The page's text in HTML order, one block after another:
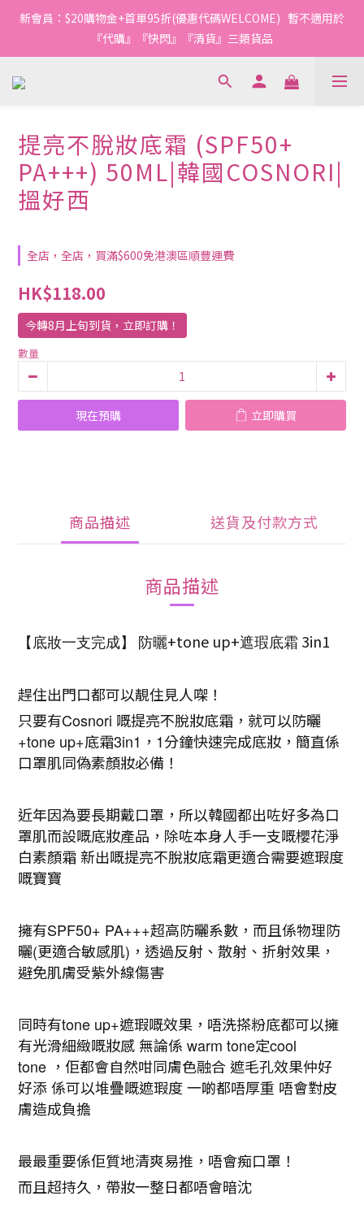
00
:
1
0
4
3
2
:
2
1
0
0
:
01
0
今轉截單
1
0
新會員：$20購物金+首單95折(優惠代碼WELCOME)   暫不適用於
『代購』『快閃』『清貨』三類貨品
3
1
3
1
4
3
2
7
6
5
0
5
4
3
3
2
1
3
2
1
4
3
2
1
秒 今轉截單
提亮不脫妝底霜 (SPF50+
PA+++) 50ML|韓國COSNORI|
搵好西
全店，全店，買滿$600免港澳區順豐運費
HK$118.00
今轉8月上旬到貨，立即訂購！
數量
現在預購 立即購買
商品描述 送貨及付款方式
商品描述
【底妝一支完成】 防曬+tone up+遮瑕底霜 3in1
趕住出門口都可以靚住見人㗎！
只要有Cosnori 嘅提亮不脫妝底霜，就可以防曬
+tone up+底霜3in1 ， 1分鐘快速完成底妝，簡直係
口罩肌同偽素顏妝必備！
近年因為要長期戴口罩，所以韓國都出咗好多為口
罩肌而設嘅底妝產品，除咗本身人手一支嘅櫻花淨
白素顏霜新出嘅提亮不脫妝底霜更適合需要遮瑕度
嘅寶寶
擁有SPF50+ PA+++超高防曬系數，而且係物理防
曬(更適合敏感肌) ，透過反射、散射、折射效果，
避免肌膚受紫外線傷害
同時有tone up+遮瑕嘅效果，唔洗搽粉底都可以擁
有光滑細緻嘅妝感 無論係 warm tone定cool
tone ，佢都會自然咁同膚色融合 遮毛孔效果仲好
好添係可以堆疊嘅遮瑕度一啲都唔厚重 唔會對皮
膚造成負擔
最最重要係佢質地清爽易推，唔會痴口罩！
而且超持久，帶妝一整日都唔會暗沈